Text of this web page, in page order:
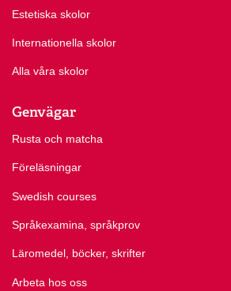
Estetiska skolor
Internationella skolor
Alla våra skolor
Genvägar
Rusta och matcha
Föreläsningar
Swedish courses
Språkexamina, språkprov
Läromedel, böcker, skrifter
Arbeta hos oss